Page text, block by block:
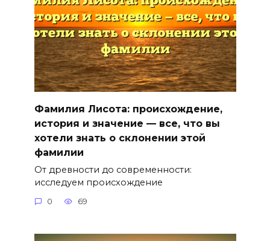
Фамилия Лисота: происхождение,
история и значение — все, что вы
хотели знать о склонении этой
фамилии
От древности до современности:
исследуем происхождение
0 69